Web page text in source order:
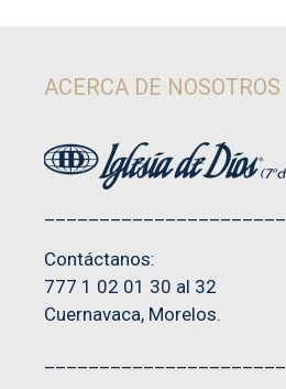
ACERCA DE NOSOTROS
Contáctanos:
777 1 02 01 30 al 32
Cuernavaca, Morelos.